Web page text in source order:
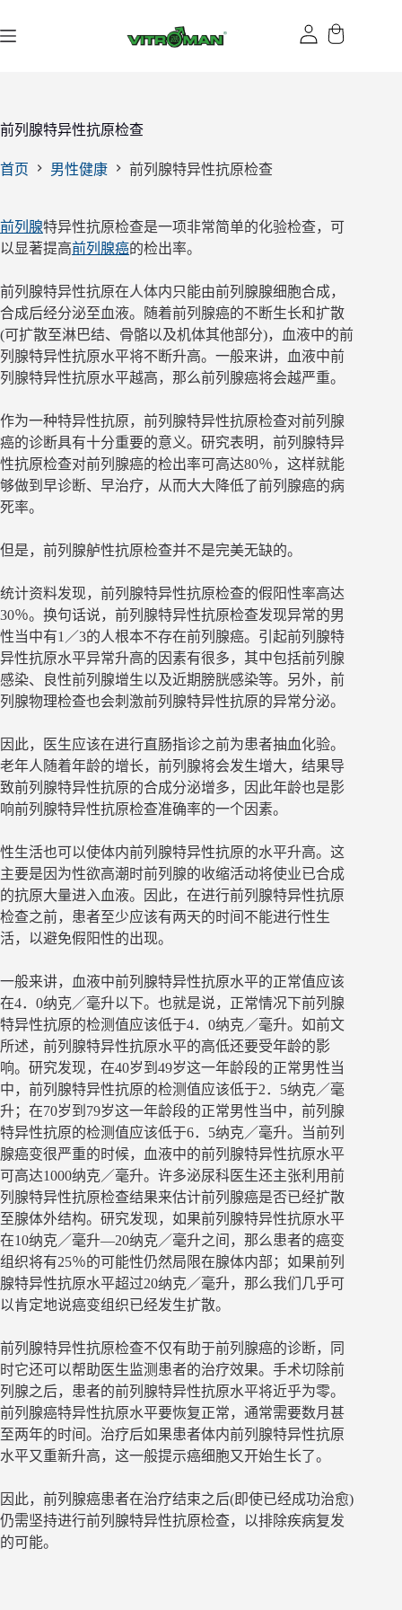
过
前列腺特异性抗原检查
首页 男性健康 前列腺特异性抗原检查
前列腺特异性抗原检查是一项非常简单的化验检查，可
以显著提高前列腺癌的检出率。
前列腺特异性抗原在人体内只能由前列腺腺细胞合成，
合成后经分泌至血液。随着前列腺癌的不断生长和扩散
(可扩散至淋巴结、骨骼以及机体其他部分)，血液中的前
列腺特异性抗原水平将不断升高。一般来讲，血液中前
列腺特异性抗原水平越高，那么前列腺癌将会越严重。
作为一种特异性抗原，前列腺特异性抗原检查对前列腺
癌的诊断具有十分重要的意义。研究表明，前列腺特异
性抗原检查对前列腺癌的检出率可高达80％，这样就能
够做到早诊断、早治疗，从而大大降低了前列腺癌的病
死率。
但是，前列腺舻性抗原检查并不是完美无缺的。
统计资料发现，前列腺特异性抗原检查的假阳性率高达
30％。换句话说，前列腺特异性抗原检查发现异常的男
性当中有1／3的人根本不存在前列腺癌。引起前列腺特
异性抗原水平异常升高的因素有很多，其中包括前列腺
感染、良性前列腺增生以及近期膀胱感染等。另外，前
列腺物理检查也会刺激前列腺特异性抗原的异常分泌。
因此，医生应该在进行直肠指诊之前为患者抽血化验。
老年人随着年龄的增长，前列腺将会发生增大，结果导
致前列腺特异性抗原的合成分泌增多，因此年龄也是影
响前列腺特异性抗原检查准确率的一个因素。
性生活也可以使体内前列腺特异性抗原的水平升高。这
主要是因为性欲高潮时前列腺的收缩活动将使业已合成
的抗原大量进入血液。因此，在进行前列腺特异性抗原
检查之前，患者至少应该有两天的时间不能进行性生
活，以避免假阳性的出现。
一般来讲，血液中前列腺特异性抗原水平的正常值应该
在4．0纳克／毫升以下。也就是说，正常情况下前列腺
特异性抗原的检测值应该低于4．0纳克／毫升。如前文
所述，前列腺特异性抗原水平的高低还要受年龄的影
响。研究发现，在40岁到49岁这一年龄段的正常男性当
中，前列腺特异性抗原的检测值应该低于2．5纳克／毫
升；在70岁到79岁这一年龄段的正常男性当中，前列腺
特异性抗原的检测值应该低于6．5纳克／毫升。当前列
腺癌变很严重的时候，血液中的前列腺特异性抗原水平
可高达1000纳克／毫升。许多泌尿科医生还主张利用前
列腺特异性抗原检查结果来估计前列腺癌是否已经扩散
至腺体外结构。研究发现，如果前列腺特异性抗原水平
在10纳克／毫升—20纳克／毫升之间，那么患者的癌变
组织将有25％的可能性仍然局限在腺体内部；如果前列
腺特异性抗原水平超过20纳克／毫升，那么我们几乎可
以肯定地说癌变组织已经发生扩散。
前列腺特异性抗原检查不仅有助于前列腺癌的诊断，同
时它还可以帮助医生监测患者的治疗效果。手术切除前
列腺之后，患者的前列腺特异性抗原水平将近乎为零。
前列腺癌特异性抗原水平要恢复正常，通常需要数月甚
至两年的时间。治疗后如果患者体内前列腺特异性抗原
水平又重新升高，这一般提示癌细胞又开始生长了。
因此，前列腺癌患者在治疗结束之后(即使已经成功治愈)
仍需坚持进行前列腺特异性抗原检查，以排除疾病复发
的可能。